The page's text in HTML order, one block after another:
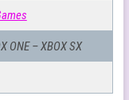
ONE – XBOX SX